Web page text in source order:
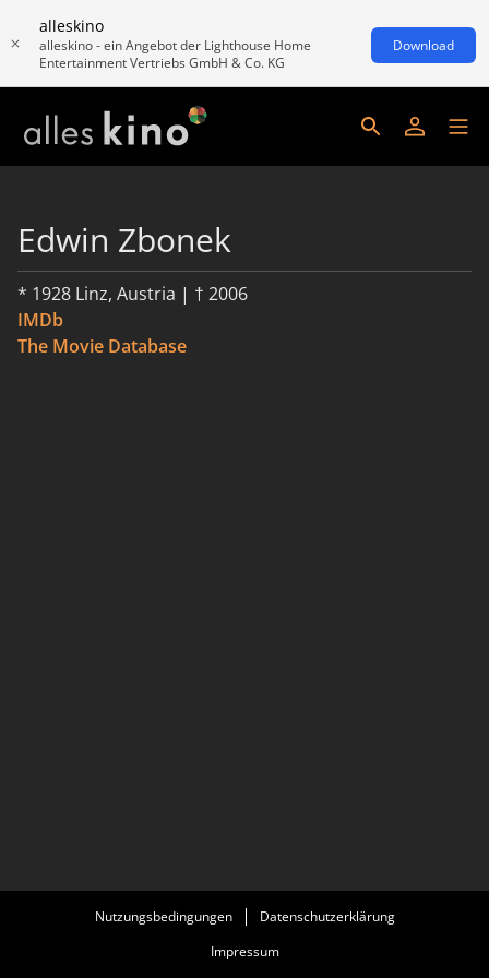
alleskino
alleskino - ein Angebot der Lighthouse Home
Entertainment Vertriebs GmbH & Co. KG
Download
Edwin Zbonek
* 1928 Linz, Austria | † 2006
IMDb
The Movie Database
Nutzungsbedingungen
Datenschutzerklärung
Impressum